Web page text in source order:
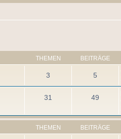
THEMEN BEITRÄGE
3 5
31 49
THEMEN BEITRÄGE